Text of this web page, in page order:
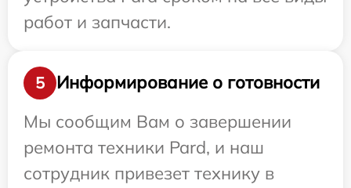
работ и запчасти.
5
Информирование о готовности
Мы сообщим Вам о завершении
ремонта техники Pard, и наш
сотрудник привезет технику в